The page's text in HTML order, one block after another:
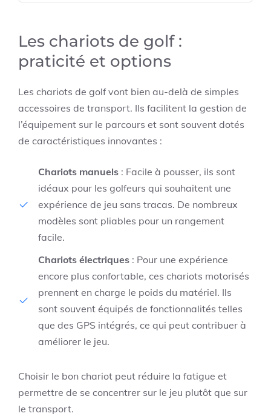
Les chariots de golf :
praticité et options
Les chariots de golf vont bien au-delà de simples
accessoires de transport. Ils facilitent la gestion de
l’équipement sur le parcours et sont souvent dotés
de caractéristiques innovantes :
Chariots manuels : Facile à pousser, ils sont
idéaux pour les golfeurs qui souhaitent une
expérience de jeu sans tracas. De nombreux
modèles sont pliables pour un rangement
facile.
Chariots électriques : Pour une expérience
encore plus confortable, ces chariots motorisés
prennent en charge le poids du matériel. Ils
sont souvent équipés de fonctionnalités telles
que des GPS intégrés, ce qui peut contribuer à
améliorer le jeu.
Choisir le bon chariot peut réduire la fatigue et
permettre de se concentrer sur le jeu plutôt que sur
le transport.